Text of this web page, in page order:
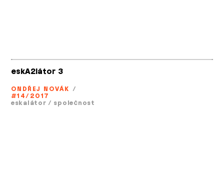
eskA2látor 3
ONDŘEJ NOVÁK /
#14/2017
eskalátor / společnost